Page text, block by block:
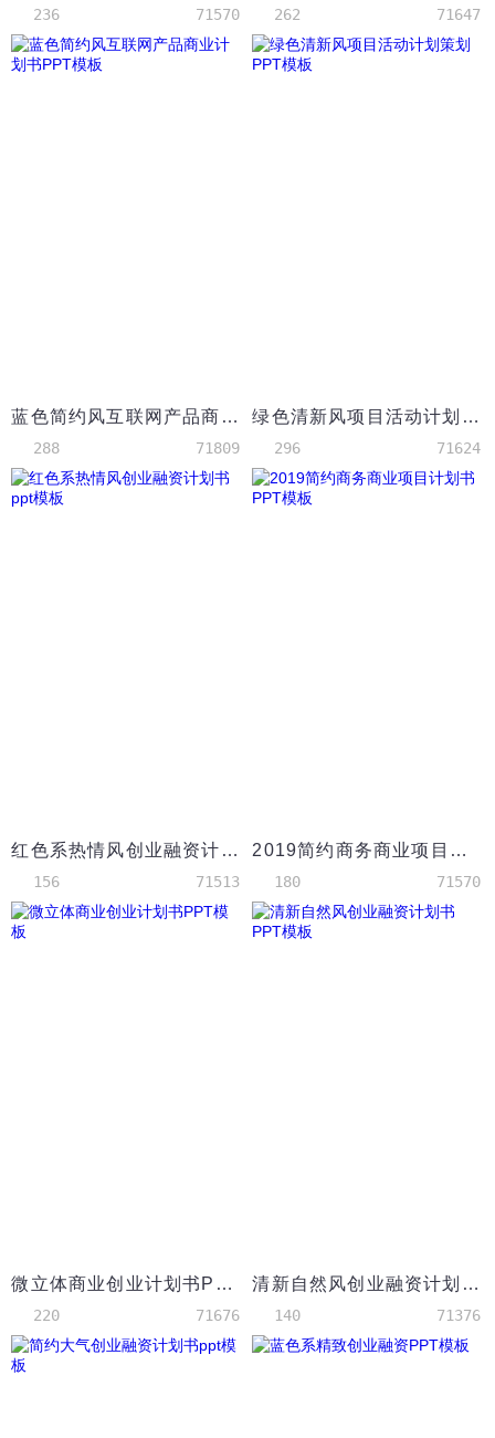
236 71570 262 71647
蓝色简约风互联网产品商业计划书PPT模板
288 71809
绿色清新风项目活动计划策划PPT模板
296 71624
红色系热情风创业融资计划书ppt模板
156 71513
2019简约商务商业项目计划书PPT模板
180 71570
微立体商业创业计划书PPT模板
220 71676
清新自然风创业融资计划书PPT模板
140 71376